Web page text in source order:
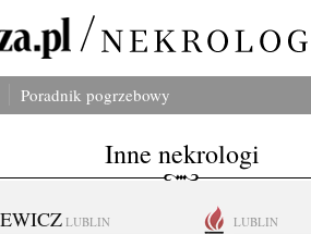
Poradnik pogrzebowy
Inne nekrologi
LUBLIN LUBLIN